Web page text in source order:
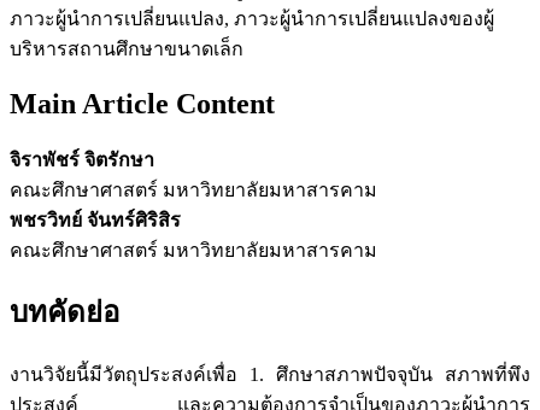
ภาวะผู้นำการเปลี่ยนแปลง, ภาวะผู้นำการเปลี่ยนแปลงของผู้
บริหารสถานศึกษาขนาดเล็ก
Main Article Content
จิราพัชร์ จิตรักษา
คณะศึกษาศาสตร์ มหาวิทยาลัยมหาสารคาม
พชรวิทย์ จันทร์ศิริสิร
คณะศึกษาศาสตร์ มหาวิทยาลัยมหาสารคาม
บทคัดย่อ
งานวิจัยนี้มีวัตถุประสงค์เพื่อ 1. ศึกษาสภาพปัจจุบัน สภาพที่พึง
ประสงค์ และความต้องการจำเป็นของภาวะผู้นำการ